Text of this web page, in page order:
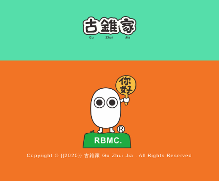
Copyright © {{2020}} 古錐家 Gu Zhui Jia . All Rights Reserved